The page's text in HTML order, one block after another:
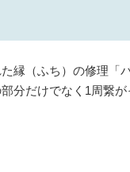
縁（ふち）の修理「
分だけでなく1周繋